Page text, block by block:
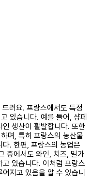
려요. 프랑스에서도 특정
있습니다. 예를 들어, 샴페
생산이 활발합니다. 또한
며, 특히 프랑스의 농산물
. 한편, 프랑스의 농업은
중에서도 와인, 치즈, 밀가
있습니다. 이처럼 프랑스
지고 있음을 알 수 있습니